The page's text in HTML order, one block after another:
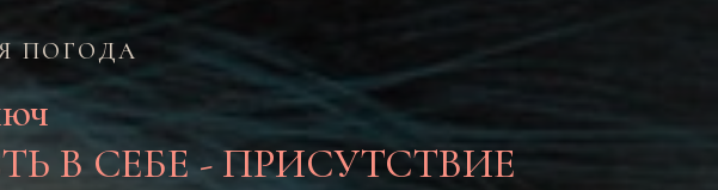
ПОГОДА
В СЕБЕ - ПРИСУТСТВИЕ